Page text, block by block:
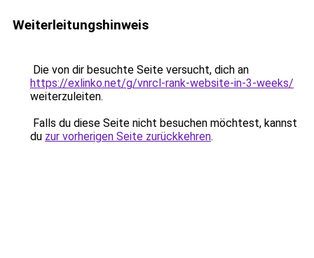
Weiterleitungshinweis
Die von dir besuchte Seite versucht, dich an
https://exlinko.net/g/vnrcl-rank-website-in-3-weeks/
weiterzuleiten.
Falls du diese Seite nicht besuchen möchtest, kannst
du zur vorherigen Seite zurückkehren.